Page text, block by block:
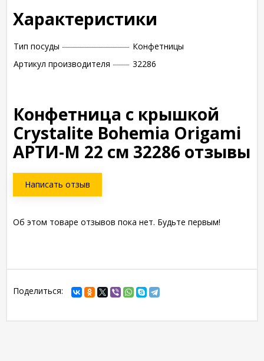
Характеристики
Тип посуды
Конфетницы
Артикул производителя
32286
Конфетница с крышкой
Crystalite Bohemia Origami
АРТИ-М 22 см 32286 отзывы
Написать отзыв
Об этом товаре отзывов пока нет. Будьте первым!
Поделиться: